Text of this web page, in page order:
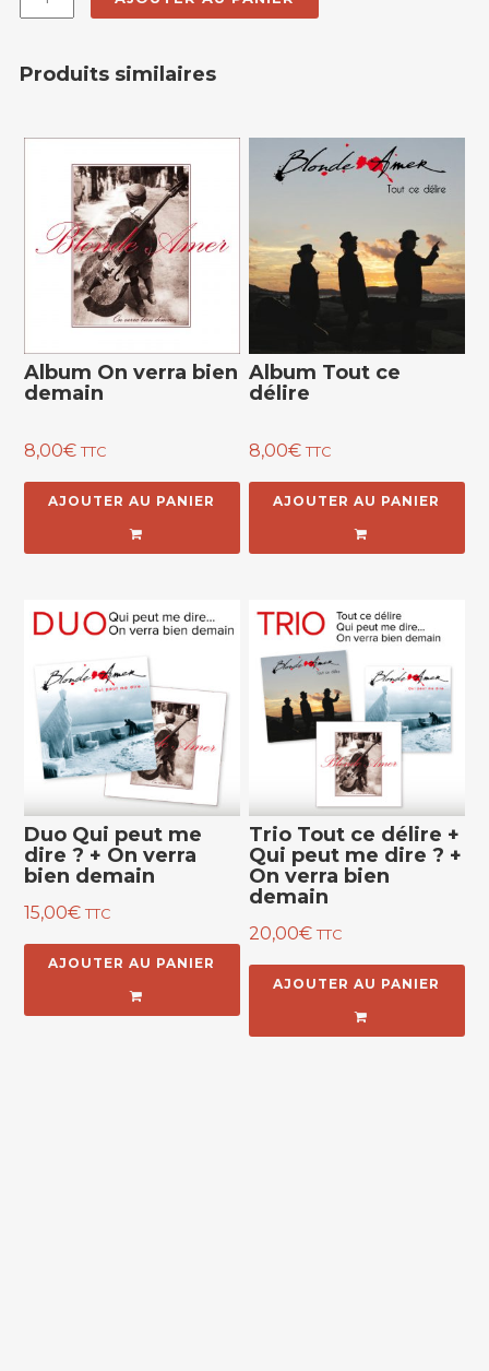
Produits similaires
Album On verra bien
demain
8,00€ TTC
AJOUTER AU PANIER
Album Tout ce
délire
8,00€ TTC
AJOUTER AU PANIER
Duo Qui peut me
dire ? + On verra
bien demain
15,00€ TTC
AJOUTER AU PANIER
Trio Tout ce délire +
Qui peut me dire ? +
On verra bien
demain
20,00€ TTC
AJOUTER AU PANIER